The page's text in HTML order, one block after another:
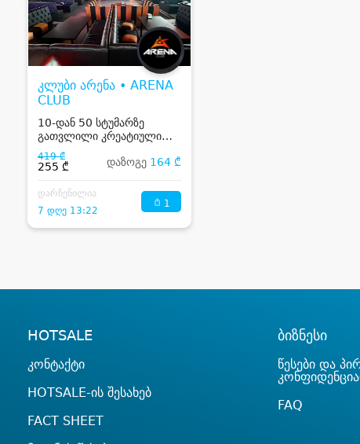
კლუბი არენა • ARENA
CLUB
10-დან 50 სტუმარზე
გათვლილი კრეატიული
კლუბური მენიუები,
სასმელი, DJ,
კარაოკე.
419 ₾
255 ₾ დაზოგე 164 ₾
დარჩენილია
7 დღე 13:22
1
HOTSALE
კონტაქტი
HOTSALE-ის შესახებ
FACT SHEET
ბიზნესი
წესები და
FAQ